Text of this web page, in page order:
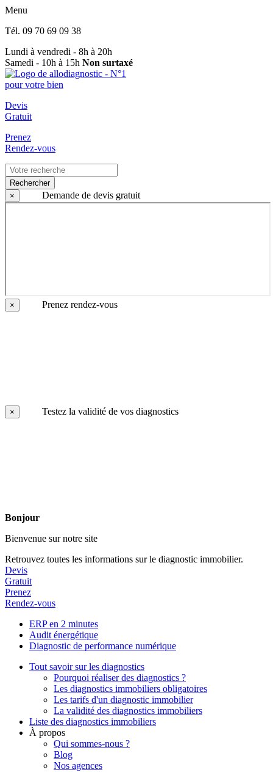
Menu
Tél. 09 70 69 09 38
Lundi à vendredi - 8h à 20h
Samedi - 10h à 15h Non surtaxé
Devis
Gratuit
Prenez
Rendez-vous
Rechercher
×
Demande de devis gratuit
× Prenez rendez-vous
× Testez la validité de vos diagnostics
Bonjour
Bienvenue sur notre site
Retrouvez toutes les informations sur le diagnostic immobilier.
Devis
Gratuit
Prenez
Rendez-vous
ERP en 2 minutes
Audit énergétique
Diagnostic de performance numérique
Tout savoir sur les diagnostics
Pourquoi réaliser des diagnostics ?
Les diagnostics immobiliers obligatoires
Les tarifs d'un diagnostic immobilier
La validité des diagnostics immobiliers
Liste des diagnostics immobiliers
À propos
Qui sommes-nous ?
Blog
Nos agences